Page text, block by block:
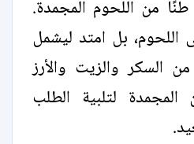
لحوم الضأن، و669 طنًا من اللحوم المجمدة.
اللحوم، بل امتد ليشمل
السكر والزيت والأرز
المجمدة لتلبية الطلب